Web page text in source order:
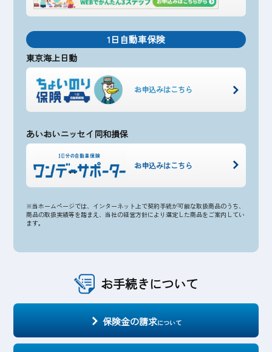
1日自動車保険
東京海上日動
お申込みはこちら
あいおいニッセイ同和損保
お申込みはこちら
※当ホームページでは、インターネット上で契約手続が可能な取扱商品のうち、
商品の取扱実績等を踏まえ、当社の経営方針により選定した商品をご案内してい
ます。
お手続きについて
保険金の請求について